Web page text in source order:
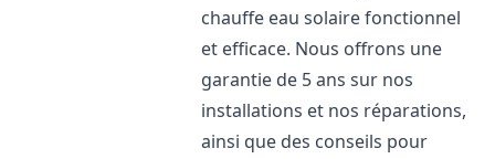
chauffe eau solaire fonctionnel
et efficace. Nous offrons une
garantie de 5 ans sur nos
installations et nos réparations,
ainsi que des conseils pour